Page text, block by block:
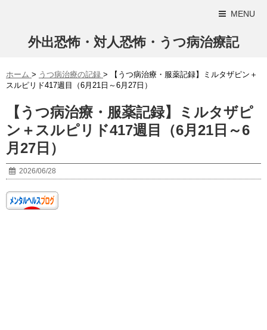
MENU
外出恐怖・対人恐怖・うつ病治療記
ホーム > うつ病治療の記録 >
【うつ病治療・服薬記録】ミルタザピン＋
スルピリド417週目（6月21日～6月27日）
【うつ病治療・服薬記録】ミルタザピ
ン＋スルピリド417週目（6月21日～6
月27日）
2026/06/28